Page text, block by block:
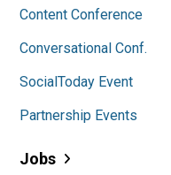
Content Conference
Conversational Conf.
SocialToday Event
Partnership Events
Jobs